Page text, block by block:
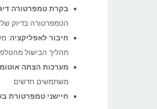
בקרת טמפרטורה
הטמפרטורה בדיוק
חיבור לאפליקציה:
תהליך הבישול
מערכות הצתה
משתמשים חדשים
חיישני טמפרטורת